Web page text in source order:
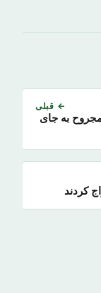
← قبلی
قطار تهران-مشهد یک کشته و ۳۵ مجروح به جای
کردند